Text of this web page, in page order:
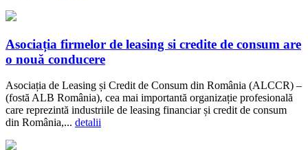
Asociația firmelor de leasing si credite de consum are
o nouă conducere
Asociația de Leasing și Credit de Consum din România (ALCCR) –
(fostă ALB România), cea mai importantă organizație profesională
care reprezintă industriile de leasing financiar și credit de consum
din România,... detalii